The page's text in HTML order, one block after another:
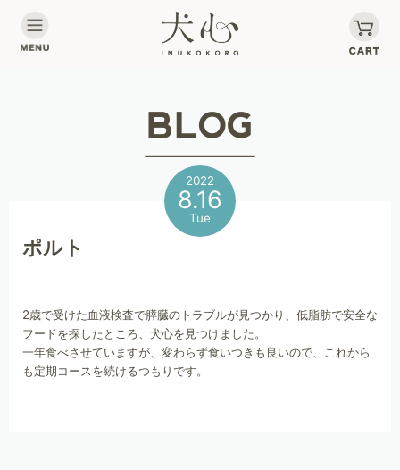
2022
8.16
Tue
ポルト
2歳で受けた血液検査で膵臓のトラブルが見つかり、低脂肪で安全な
フードを探したところ、犬心を見つけました。
一年食べさせていますが、変わらず食いつきも良いので、これから
も定期コースを続けるつもりです。